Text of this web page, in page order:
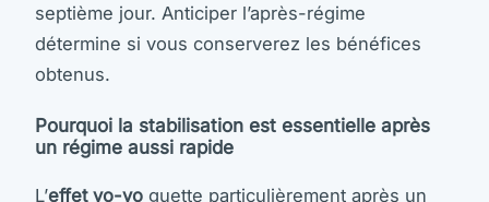
septième jour. Anticiper l’après-régime
détermine si vous conserverez les bénéfices
obtenus.
Pourquoi la stabilisation est essentielle après
un régime aussi rapide
L’effet yo-yo guette particulièrement après un